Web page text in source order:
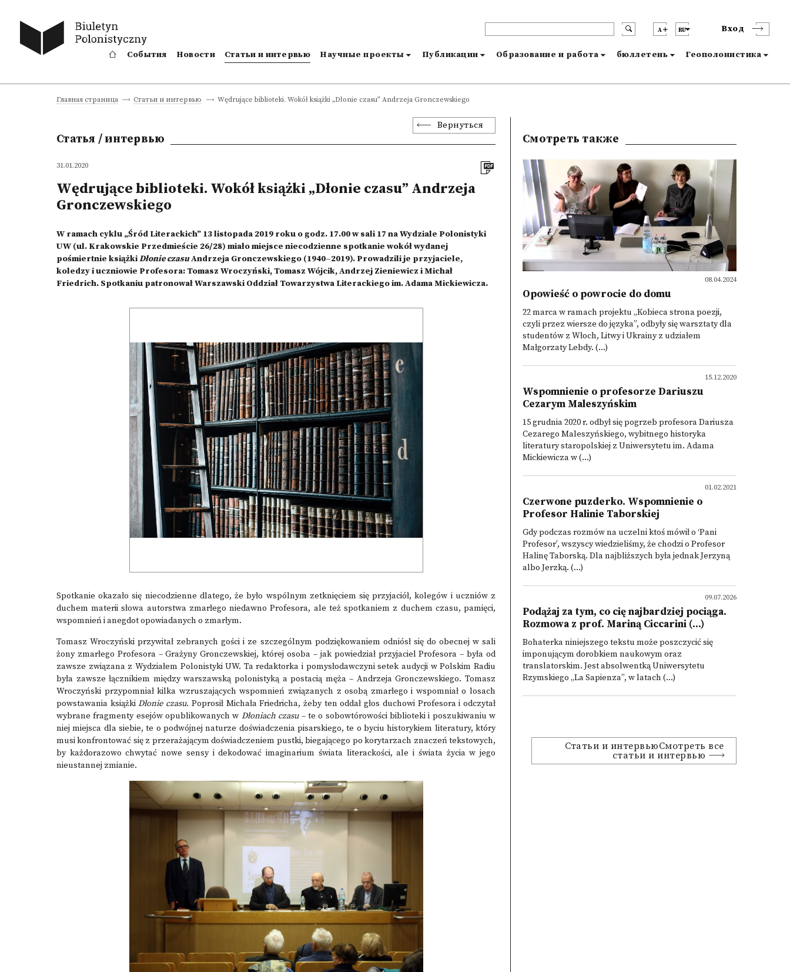
A RU Вход
События Новости Статьи и интервью Научные проекты Публикации Образование и работа бюллетень Геополонистика
Главная страница Статьи и интервью Wędrujące biblioteki. Wokół książki „Dłonie czasu” Andrzeja Gronczewskiego
Вернуться
Статья / интервью
31.01.2020
Wędrujące biblioteki. Wokół książki „Dłonie czasu” Andrzeja
Gronczewskiego
W ramach cyklu „Śród Literackich” 13 listopada 2019 roku o godz. 17.00 w sali 17 na Wydziale Polonistyki
UW (ul. Krakowskie Przedmieście 26/28) miało miejsce niecodzienne spotkanie wokół wydanej
pośmiertnie książkiDłonie czasuAndrzeja Gronczewskiego (1940–2019). Prowadzili je przyjaciele,
koledzy i uczniowie Profesora: Tomasz Wroczyński, Tomasz Wójcik, Andrzej Zieniewicz i Michał
Friedrich. Spotkaniu patronował Warszawski Oddział Towarzystwa Literackiego im. Adama Mickiewicza.
Spotkanie okazało się niecodzienne dlatego, że było wspólnym zetknięciem się przyjaciół, kolegów i uczniów z
duchem materii słowa autorstwa zmarłego niedawno Profesora, ale też spotkaniem z duchem czasu, pamięci,
wspomnień i anegdot opowiadanych o zmarłym.
Tomasz Wroczyński przywitał zebranych gości i ze szczególnym podziękowaniem odniósł się do obecnej w sali
żony zmarłego Profesora – Grażyny Gronczewskiej, której osoba – jak powiedział przyjaciel Profesora – była od
zawsze związana z Wydziałem Polonistyki UW. Ta redaktorka i pomysłodawczyni setek audycji w Polskim Radiu
była zawsze łącznikiem między warszawską polonistyką a postacią męża – Andrzeja Gronczewskiego. Tomasz
Wroczyński przypomniał kilka wzruszających wspomnień związanych z osobą zmarłego i wspomniał o losach
powstawania książkiDłonie czasu. Poprosił Michała Friedricha, żeby ten oddał głos duchowi Profesora i odczytał
wybrane fragmenty esejów opublikowanych w Dłoniach czasu– te o sobowtórowości biblioteki i poszukiwaniu w
niej miejsca dla siebie, te o podwójnej naturze doświadczenia pisarskiego, te o byciu historykiem literatury, który
musi konfrontować się z przerażającym doświadczeniem pustki, biegającego po korytarzach znaczeń tekstowych,
by każdorazowo chwytać nowe sensy i dekodować imaginarium świata literackości, ale i świata życia w jego
nieustannej zmianie.
Смотреть также
08.04.2024
Opowieść o powrocie do domu
22 marca w ramach projektu „Kobieca strona poezji,
czyli przez wiersze do języka”, odbyły się warsztaty dla
studentów z Włoch, Litwy i Ukrainy z udziałem
Małgorzaty Lebdy. (...)
15.12.2020
Wspomnienie o profesorze Dariuszu
Cezarym Maleszyńskim
15 grudnia 2020 r. odbył się pogrzeb profesora Dariusza
Cezarego Maleszyńskiego, wybitnego historyka
literatury staropolskiej z Uniwersytetu im. Adama
Mickiewicza w (...)
01.02.2021
Czerwone puzderko. Wspomnienie o
Profesor Halinie Taborskiej
Gdy podczas rozmów na uczelni ktoś mówił o ‘Pani
Profesor’, wszyscy wiedzieliśmy, że chodzi o Profesor
Halinę Taborską. Dla najbliższych była jednak Jerzyną
albo Jerzką. (...)
09.07.2026
Podążaj za tym, co cię najbardziej pociąga.
Rozmowa z prof. Mariną Ciccarini (...)
Bohaterka niniejszego tekstu może poszczycić się
imponującym dorobkiem naukowym oraz
translatorskim. Jest absolwentką Uniwersytetu
Rzymskiego „La Sapienza”, w latach (...)
Статьи и интервьюСмотреть все
статьи и интервью